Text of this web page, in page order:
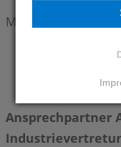
M: +49 179 7632
Ansprechpartner